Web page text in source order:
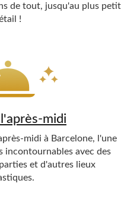
de tout, jusqu'au plus petit
!
midi
midi à Barcelone, l'une
incontournables avec des
et d'autres lieux